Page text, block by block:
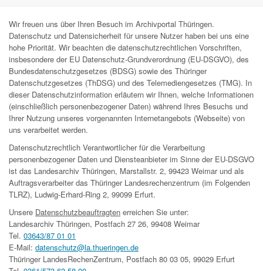
Wir freuen uns über Ihren Besuch im Archivportal Thüringen.
Datenschutz und Datensicherheit für unsere Nutzer haben bei uns eine
hohe Priorität. Wir beachten die datenschutzrechtlichen Vorschriften,
insbesondere der EU Datenschutz-Grundverordnung (EU-DSGVO), des
Bundesdatenschutzgesetzes (BDSG) sowie des Thüringer
Datenschutzgesetzes (ThDSG) und des Telemediengesetzes (TMG). In
dieser Datenschutzinformation erläutern wir Ihnen, welche Informationen
(einschließlich personenbezogener Daten) während Ihres Besuchs und
Ihrer Nutzung unseres vorgenannten Internetangebots (Webseite) von
uns verarbeitet werden.
Datenschutzrechtlich Verantwortlicher für die Verarbeitung
personenbezogener Daten und Diensteanbieter im Sinne der EU-DSGVO
ist das Landesarchiv Thüringen, Marstallstr. 2, 99423 Weimar und als
Auftragsverarbeiter das Thüringer Landesrechenzentrum (im Folgenden
TLRZ), Ludwig-Erhard-Ring 2, 99099 Erfurt.
Unsere Datenschutzbeauftragten erreichen Sie unter:
Landesarchiv Thüringen, Postfach 27 26, 99408 Weimar
Tel. 03643/87 01 01
E-Mail: datenschutz@la.thueringen.de
Thüringer LandesRechenZentrum, Postfach 80 03 05, 99029 Erfurt